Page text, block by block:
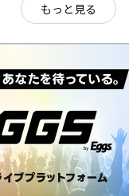
もっと見る